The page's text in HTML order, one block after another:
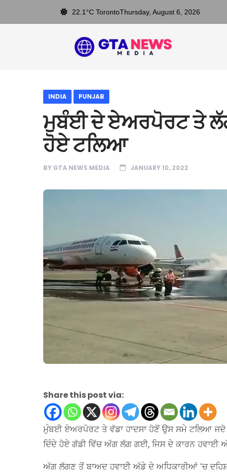
22.1°C TorontoThursday, August 6, 2026
INDIA PUNJAB
ਮੁਬੰਈ ਦੇ ਏਅਰਪੋਰਟ ਤੇ
ਹੋਏ ਟਲਿਆ
BY GTA NEWS MEDIA JANUARY 10, 2022
Share this post via:
ਮੁੰਬਈ ਏਅਰਪੋਰਟ ਤੇ ਵੱਡਾ ਹਾਦਸਾ ਹੋਣੋਂ ਉਸ ਸਮੇ ਟਲਿਆ ਜਦੋ
ਦਿੰਦੇ ਹੋਏ ਗੱਡੀ ਵਿੱਚ ਅੱਗ ਲੱਗ ਗਈ, ਜਿਸ ਦੇ ਕਾਰਨ ਹਵਾਈ
ਅੱਗ ਲੱਗਣ ਤੋਂ ਬਾਅਦ ਹਵਾਈ ਅੱਡੇ ਦੇ ਅਧਿਕਾਰੀਆਂ ‘ਚ